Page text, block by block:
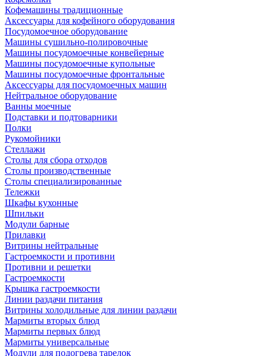
Кофемашины традиционные
Аксессуары для кофейного оборудования
Посудомоечное оборудование
Машины сушильно-полировочные
Машины посудомоечные конвейерные
Машины посудомоечные купольные
Машины посудомоечные фронтальные
Аксессуары для посудомоечных машин
Нейтральное оборудование
Ванны моечные
Подставки и подтоварники
Полки
Рукомойники
Стеллажи
Столы для сбора отходов
Столы производственные
Столы специализированные
Тележки
Шкафы кухонные
Шпильки
Модули барные
Прилавки
Витрины нейтральные
Гастроемкости и противни
Противни и решетки
Гастроемкости
Крышка гастроемкости
Линии раздачи питания
Витрины холодильные для линии раздачи
Мармиты вторых блюд
Мармиты первых блюд
Мармиты универсальные
Модули для подогрева тарелок